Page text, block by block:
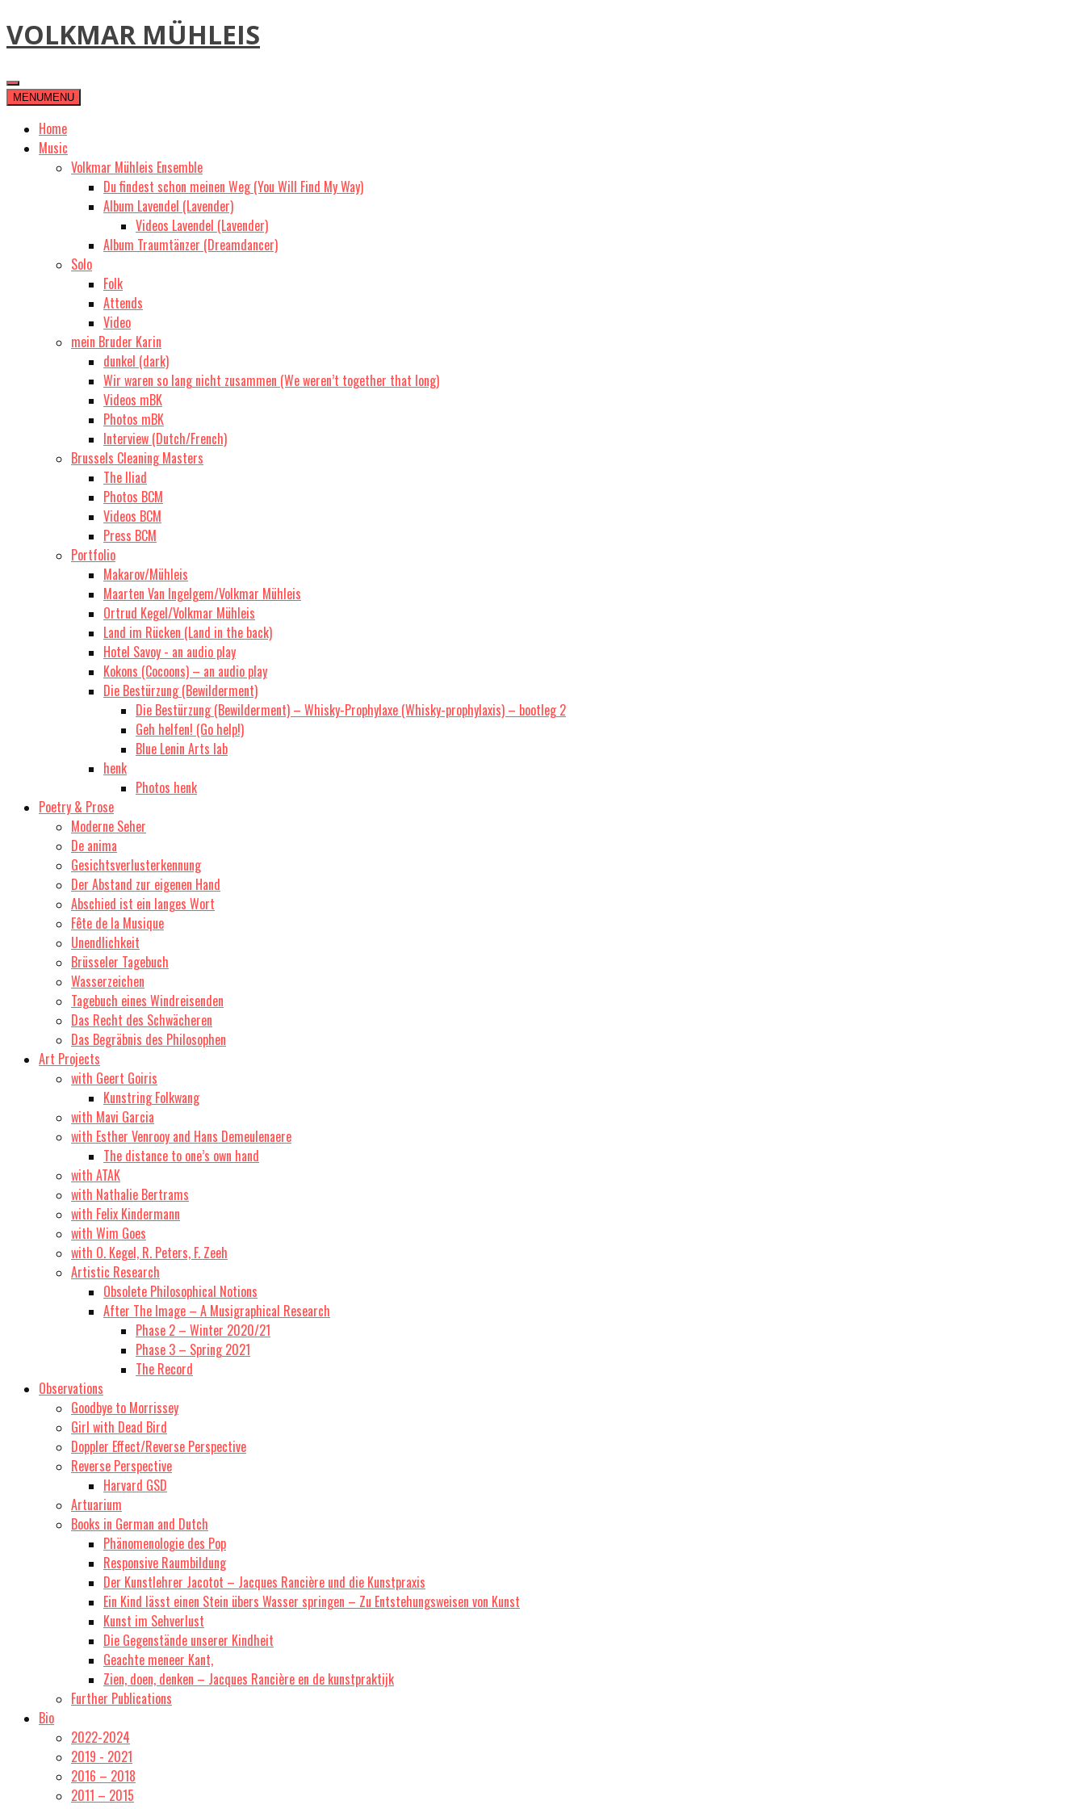
Skip
to
VOLKMAR MÜHLEIS
MENUMENU
Home
Music
Volkmar Mühleis Ensemble
Du findest schon meinen Weg (You Will Find My Way)
Album Lavendel (Lavender)
Videos Lavendel (Lavender)
Album Traumtänzer (Dreamdancer)
Solo
Folk
Attends
Video
mein Bruder Karin
dunkel (dark)
Wir waren so lang nicht zusammen (We weren’t together that long)
Videos mBK
Photos mBK
Interview (Dutch/French)
Brussels Cleaning Masters
The Iliad
Photos BCM
Videos BCM
Press BCM
Portfolio
Makarov/Mühleis
Maarten Van Ingelgem/Volkmar Mühleis
Ortrud Kegel/Volkmar Mühleis
Land im Rücken (Land in the back)
Hotel Savoy - an audio play
Kokons (Cocoons) – an audio play
Die Bestürzung (Bewilderment)
Die Bestürzung (Bewilderment) – Whisky-Prophylaxe (Whisky-prophylaxis) – bootleg 2
Geh helfen! (Go help!)
Blue Lenin Arts lab
henk
Photos henk
Poetry & Prose
Moderne Seher
De anima
Gesichtsverlusterkennung
Der Abstand zur eigenen Hand
Abschied ist ein langes Wort
Fête de la Musique
Unendlichkeit
Brüsseler Tagebuch
Wasserzeichen
Tagebuch eines Windreisenden
Das Recht des Schwächeren
Das Begräbnis des Philosophen
Art Projects
with Geert Goiris
Kunstring Folkwang
with Mavi Garcia
with Esther Venrooy and Hans Demeulenaere
The distance to one’s own hand
with ATAK
with Nathalie Bertrams
with Felix Kindermann
with Wim Goes
with O. Kegel, R. Peters, F. Zeeh
Artistic Research
Obsolete Philosophical Notions
After The Image – A Musigraphical Research
Phase 2 – Winter 2020/21
Phase 3 – Spring 2021
The Record
Observations
Goodbye to Morrissey
Girl with Dead Bird
Doppler Effect/Reverse Perspective
Reverse Perspective
Harvard GSD
Artuarium
Books in German and Dutch
Phänomenologie des Pop
Responsive Raumbildung
Der Kunstlehrer Jacotot – Jacques Rancière und die Kunstpraxis
Ein Kind lässt einen Stein übers Wasser springen – Zu Entstehungsweisen von Kunst
Kunst im Sehverlust
Die Gegenstände unserer Kindheit
Geachte meneer Kant,
Zien, doen, denken – Jacques Rancière en de kunstpraktijk
Further Publications
Bio
2022-2024
2019 - 2021
2016 – 2018
2011 – 2015